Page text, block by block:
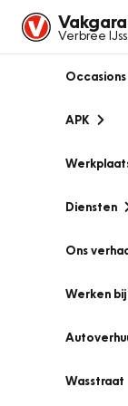
Verbree
Occasions
APK
Diensten
Ons
Werken
Wasstraat